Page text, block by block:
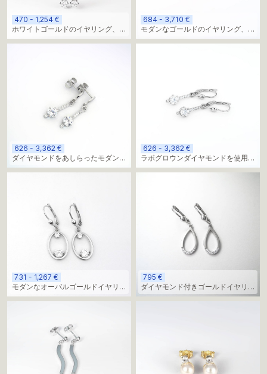
470 - 1,254 €
ホワイトゴールドのイヤリング、ミ
ニマルなデザイン、ラボグロウンダ
684 - 3,710 €
モダンなゴールドのイヤリング、モ
アッサナイト
626 - 3,362 €
ダイヤモンドをあしらったモダンな
ゴールドイヤリング
626 - 3,362 €
ラボグロウンダイヤモンドを使用し
たモダンなゴールドイヤリング
731 - 1,267 €
モダンなオーバルゴールドイヤリン
グ
795 €
ダイヤモンド付きゴールドイヤリン
グ